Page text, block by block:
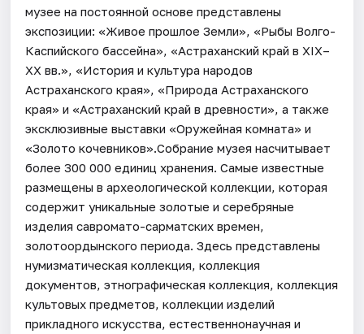
музее на постоянной основе представлены
экспозиции: «Живое прошлое Земли», «Рыбы Волго-
Каспийского бассейна», «Астраханский край в XIX–
XX вв.», «История и культура народов
Астраханского края», «Природа Астраханского
края» и «Астраханский край в древности», а также
эксклюзивные выставки «Оружейная комната» и
«Золото кочевников».Собрание музея насчитывает
более 300 000 единиц хранения. Самые известные
размещены в археологической коллекции, которая
содержит уникальные золотые и серебряные
изделия савромато-сарматских времен,
золотоордынского периода. Здесь представлены
нумизматическая коллекция, коллекция
документов, этнографическая коллекция, коллекция
культовых предметов, коллекции изделий
прикладного искусства, естественнонаучная и